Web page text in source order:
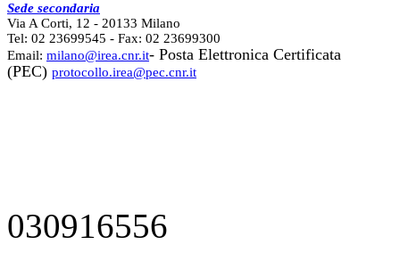
Sede secondaria
Via A Corti, 12 - 20133 Milano
Tel: 02 23699545 - Fax: 02 23699300
Email: milano@irea.cnr.it- Posta Elettronica Certificata
(PEC) protocollo.irea@pec.cnr.it
030916556